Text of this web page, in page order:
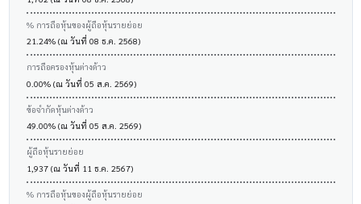
% การถือหุ้นของผู้ถือหุ้นรายย่อย
21.24% (ณ วันที่ 08 ธ.ค. 2568)
การถือครองหุ้นต่างด้าว
0.00% (ณ วันที่ 05 ส.ค. 2569)
ข้อจำกัดหุ้นต่างด้าว
49.00% (ณ วันที่ 05 ส.ค. 2569)
ผู้ถือหุ้นรายย่อย
1,937 (ณ วันที่ 11 ธ.ค. 2567)
% การถือหุ้นของผู้ถือหุ้นรายย่อย